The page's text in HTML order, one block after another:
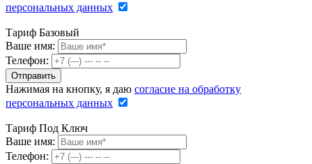
персональных данных
Тариф Базовый
Ваше имя:
Телефон:
Нажимая на кнопку, я даю согласие на обработку
персональных данных
Тариф Под Ключ
Ваше имя:
Телефон: